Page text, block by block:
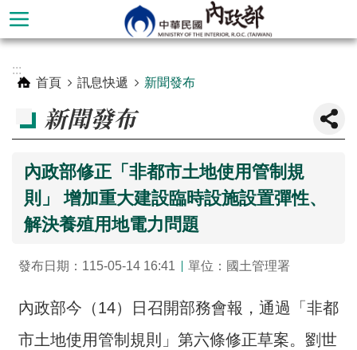
跳到主要內容區塊
階
本
部
:::
首頁
訊息快遞 新聞發布
新聞發布
內政部修正「非都市土地使用管制規
則」 增加重大建設臨時設施設置彈性、
解決養殖用地電力問題
發布日期：115-05-14 16:41 單位：國土管理署
內政部今（14）日召開部務會報，通過「非都
市土地使用管制規則」第六條修正草案。劉世